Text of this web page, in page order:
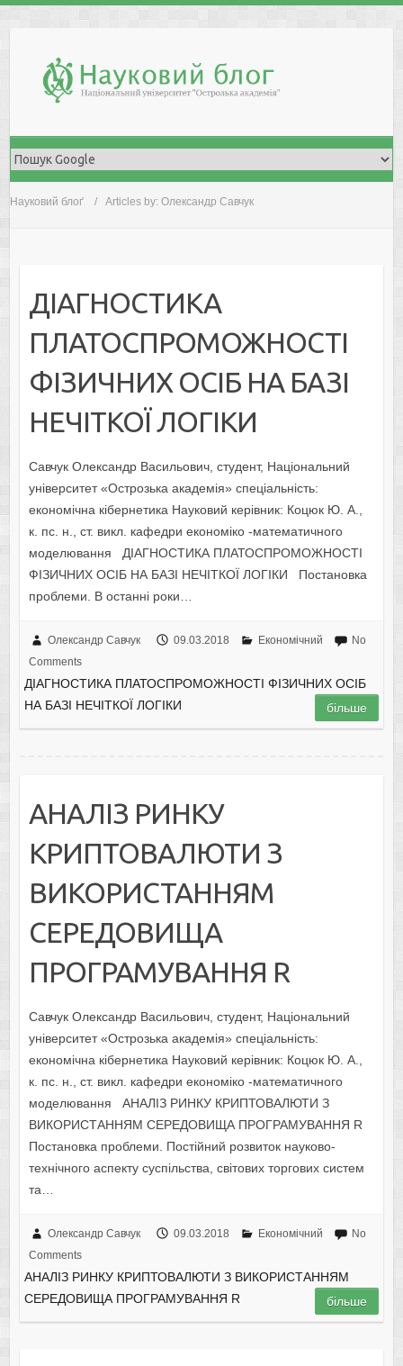
Науковий блоґ Articles by: Олександр Савчук
ДІАГНОСТИКА
ПЛАТОСПРОМОЖНОСТІ
ФІЗИЧНИХ ОСІБ НА БАЗІ
НЕЧІТКОЇ ЛОГІКИ
Савчук Олександр Васильович, студент, Національний
університет «Острозька академія» спеціальність:
економічна кібернетика Науковий керівник: Коцюк Ю. А.,
к. пс. н., ст. викл. кафедри економіко -математичного
моделювання ДІАГНОСТИКА ПЛАТОСПРОМОЖНОСТІ
ФІЗИЧНИХ ОСІБ НА БАЗІ НЕЧІТКОЇ ЛОГІКИ Постановка
проблеми. В останні роки…
Олександр Савчук 09.03.2018 Економічний
No
Comments
ДІАГНОСТИКА ПЛАТОСПРОМОЖНОСТІ ФІЗИЧНИХ ОСІБ
НА БАЗІ НЕЧІТКОЇ ЛОГІКИ
більше
АНАЛІЗ РИНКУ
КРИПТОВАЛЮТИ З
ВИКОРИСТАННЯМ
СЕРЕДОВИЩА
ПРОГРАМУВАННЯ R
Савчук Олександр Васильович, студент, Національний
університет «Острозька академія» спеціальність:
економічна кібернетика Науковий керівник: Коцюк Ю. А.,
к. пс. н., ст. викл. кафедри економіко -математичного
моделювання АНАЛІЗ РИНКУ КРИПТОВАЛЮТИ З
ВИКОРИСТАННЯМ СЕРЕДОВИЩА ПРОГРАМУВАННЯ R
Постановка проблеми. Постійний розвиток науково-
технічного аспекту суспільства, світових торгових систем
та…
Олександр Савчук 09.03.2018 Економічний
No
Comments
АНАЛІЗ РИНКУ КРИПТОВАЛЮТИ З ВИКОРИСТАННЯМ
СЕРЕДОВИЩА ПРОГРАМУВАННЯ R
більше